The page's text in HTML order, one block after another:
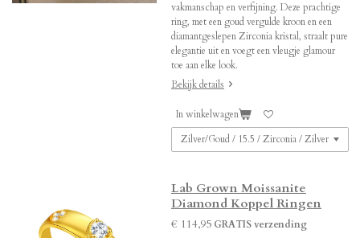
vakmanschap en verfijning. Deze prachtige
ring, met een goud vergulde kroon en een
diamantgeslepen Zirconia kristal, straalt pure
elegantie uit en voegt een vleugje glamour
toe aan elke look.
Bekijk details
In winkelwagen
Lab Grown Moissanite
Diamond Koppel Ringen
€ 114,95 GRATIS verzending